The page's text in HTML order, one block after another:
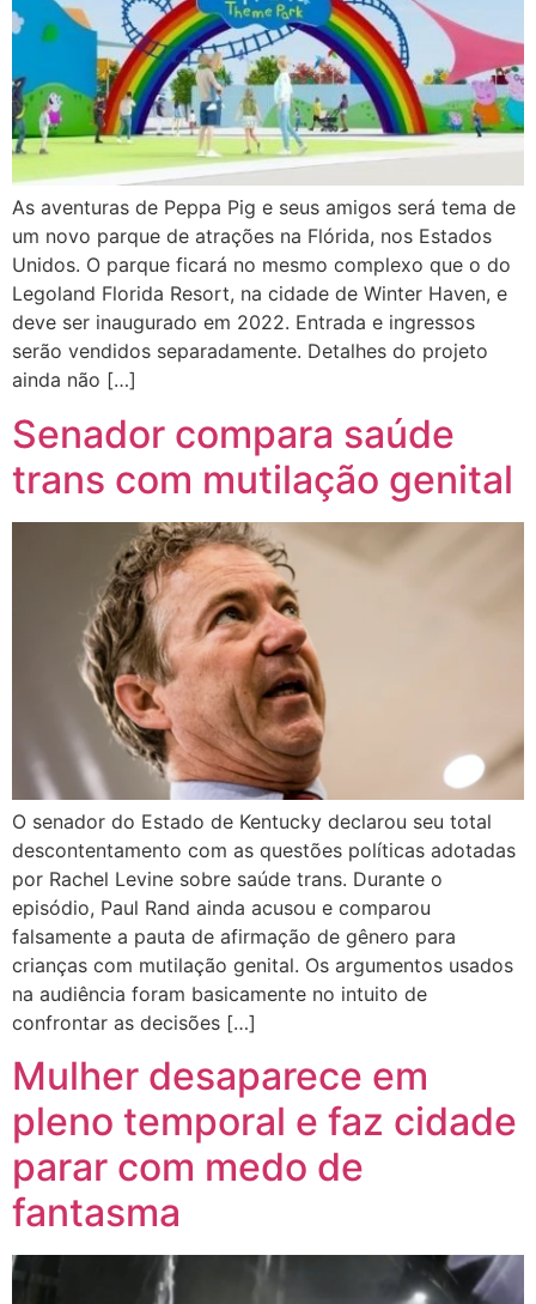
As aventuras de Peppa Pig e seus amigos será tema de
um novo parque de atrações na Flórida, nos Estados
Unidos. O parque ficará no mesmo complexo que o do
Legoland Florida Resort, na cidade de Winter Haven, e
deve ser inaugurado em 2022. Entrada e ingressos
serão vendidos separadamente. Detalhes do projeto
ainda não […]
Senador compara saúde
trans com mutilação genital
O senador do Estado de Kentucky declarou seu total
descontentamento com as questões políticas adotadas
por Rachel Levine sobre saúde trans. Durante o
episódio, Paul Rand ainda acusou e comparou
falsamente a pauta de afirmação de gênero para
crianças com mutilação genital. Os argumentos usados
na audiência foram basicamente no intuito de
confrontar as decisões […]
Mulher desaparece em
pleno temporal e faz cidade
parar com medo de
fantasma